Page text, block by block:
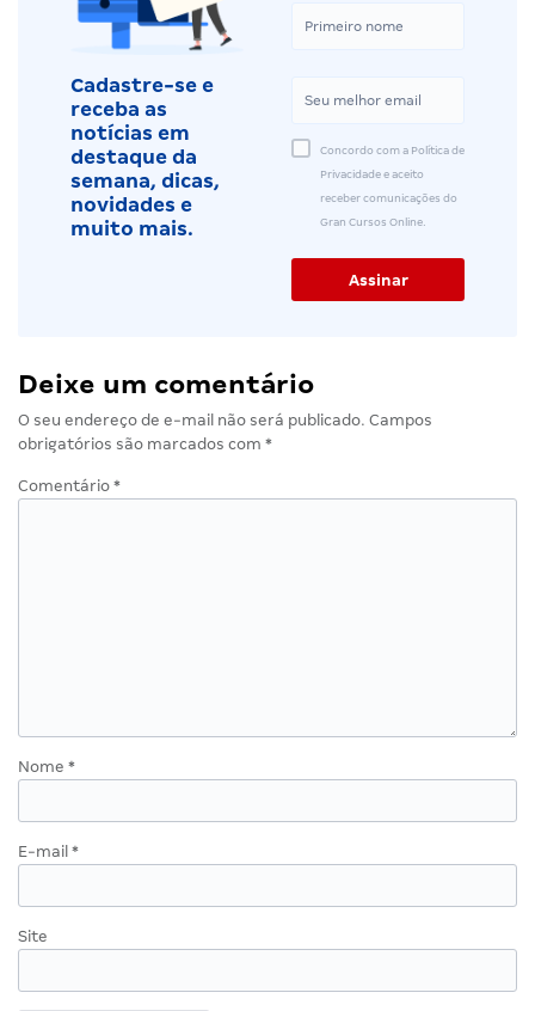
Cadastre-se e
receba as
notícias em
destaque da
semana, dicas,
novidades e
muito mais.
Concordo com a Política de
Privacidade e aceito
receber comunicações do
Gran Cursos Online.
Deixe um comentário
O seu endereço de e-mail não será publicado. Campos
obrigatórios são marcados com *
Comentário *
Nome *
E-mail *
Site